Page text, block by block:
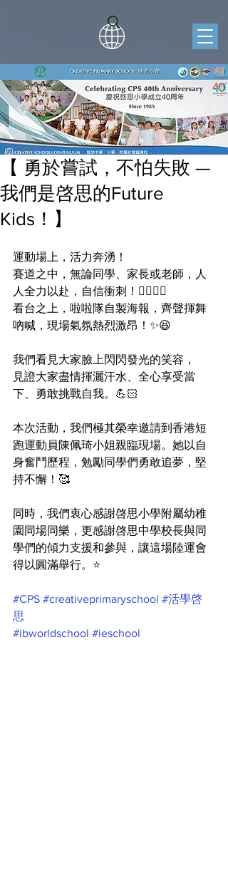
【 勇於嘗試，不怕失敗 —
我們是啓思的Future
Kids！】
運動場上，活力奔湧！
賽道之中，無論同學、家長或老師，人
人全力以赴，自信衝刺！🏃‍♂️🏃‍♀️
看台之上，啦啦隊自製海報，齊聲揮舞
吶喊，現場氣氛熱烈激昂！✨😆
我們看見大家臉上閃閃發光的笑容，
見證大家盡情揮灑汗水、全心享受當
下、勇敢挑戰自我。💪🏻
本次活動，我們極其榮幸邀請到香港短
跑運動員陳佩琦小姐親臨現場。她以自
身奮鬥歷程，勉勵同學們勇敢追夢，堅
持不懈！🥰
同時，我們衷心感謝啓思小學附屬幼稚
園同場同樂，更感謝啓思中學校長與同
學們的傾力支援和參與，讓這場陸運會
得以圓滿舉行。⭐️
#CPS #creativeprimaryschool #活學啓
思
#ibworldschool #ieschool